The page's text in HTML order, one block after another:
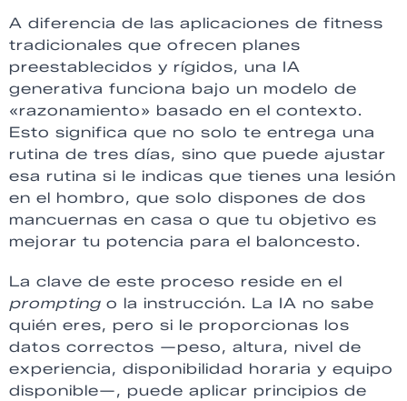
A diferencia de las aplicaciones de fitness
tradicionales que ofrecen planes
preestablecidos y rígidos, una IA
generativa funciona bajo un modelo de
«razonamiento» basado en el contexto.
Esto significa que no solo te entrega una
rutina de tres días, sino que puede ajustar
esa rutina si le indicas que tienes una lesión
en el hombro, que solo dispones de dos
mancuernas en casa o que tu objetivo es
mejorar tu potencia para el baloncesto.
La clave de este proceso reside en el
prompting o la instrucción. La IA no sabe
quién eres, pero si le proporcionas los
datos correctos —peso, altura, nivel de
experiencia, disponibilidad horaria y equipo
disponible—, puede aplicar principios de